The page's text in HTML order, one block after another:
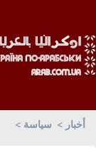
أخبار سياسة